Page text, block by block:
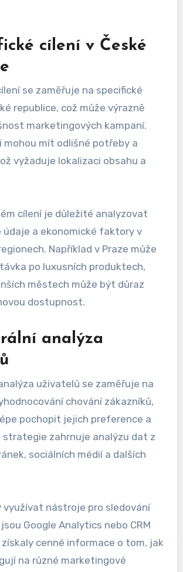
cílení v České
se zaměřuje na specifické
republice, což může výrazně
marketingových kampaní.
mohou mít odlišné potřeby a
vyžaduje lokalizaci obsahu a
cílení je důležité analyzovat
údaje a ekonomické faktory v
Například v Praze může
po luxusních produktech,
městech může být důraz
dostupnost.
analýza
uživatelů se zaměřuje na
chování zákazníků,
pochopit jejich preference a
strategie zahrnuje analýzu dat z
sociálních médií a dalších
využívat nástroje pro sledování
Google Analytics nebo CRM
cenné informace o tom, jak
na různé marketingové